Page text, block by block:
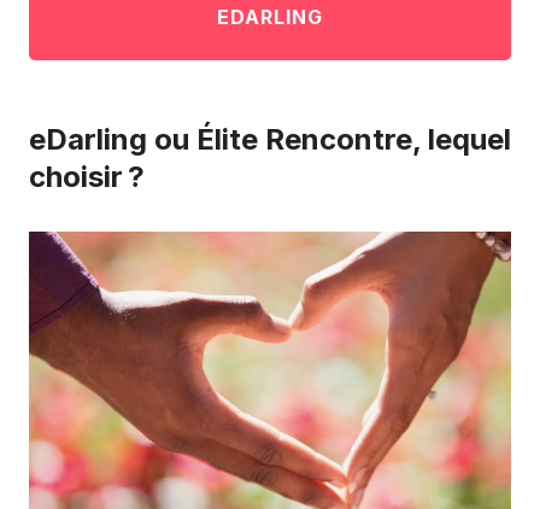
EDARLING
eDarling ou Élite Rencontre, lequel
choisir ?